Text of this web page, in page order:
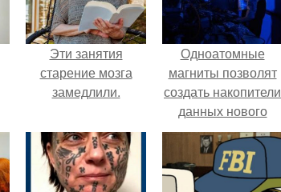
Эти занятия
старение мозга
замедлили.
Одноатомные
магниты позволят
создать накопители
данных нового
поколения.